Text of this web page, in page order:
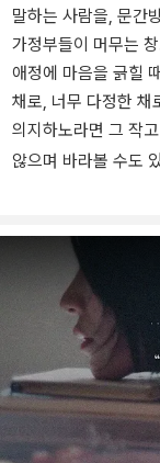
말하는 사람을, 문간
가정부들이 머무는
애정에 마음을 긁힐
채로, 너무 다정한 채
의지하노라면 그 작
않으며 바라볼 수도